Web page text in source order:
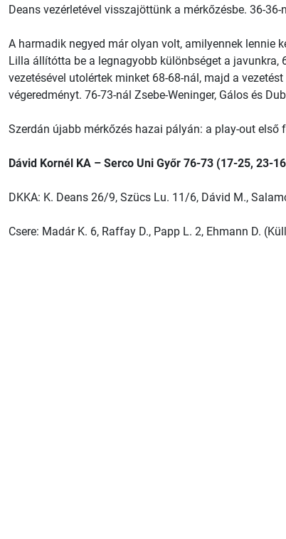
Deans vezérletével visszajöttünk a mérkőzésbe. 36-
A harmadik negyed már olyan volt, amilyennek lennie
Lilla állítótta be a legnagyobb különbséget a javunkra,
vezetésével utolértek minket 68-68-nál, majd a
végeredményt. 76-73-nál Zsebe-Weninger, Gálos és
Szerdán újabb mérkőzés hazai pályán: a play-out
Dávid Kornél KA – Serco Uni Győr 76-73 (17-25, 23-
DKKA: K. Deans 26/9, Szücs Lu. 11/6, Dávid M.,
Csere: Madár K. 6, Raffay D., Papp L. 2, Ehmann D.